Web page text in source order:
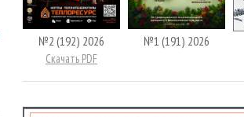
№2 (192) 2026
Скачать PDF
№1 (191) 2026